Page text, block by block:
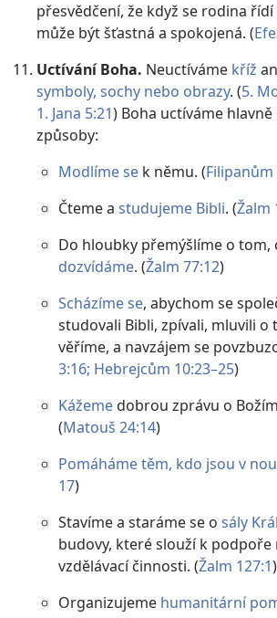
přesvědčení, že když se rodina řídí
může být šťastná a spokojená. (
Uctívání Boha. Neuctíváme kříž
symboly, sochy nebo obrazy. (5.
1. Jana 5:21) Boha uctíváme
způsoby:
Modlíme se k němu. (Filipanům
Čteme a studujeme Bibli. (Žalm
Do hloubky přemýšlíme o tom,
dozvídáme. (Žalm 77:12)
Scházíme se, abychom se
studovali Bibli, zpívali, mluvili o
věříme, a navzájem se
3:16; Hebrejcům 10:23–25)
Kážemedobrou zprávu o
(Matouš 24:14)
Pomáháme těm, kdo jsou v
17)
Stavíme a staráme se o sály
budovy, které slouží k podpoře
vzdělávací činnosti. (Žalm 127:1)
Organizujeme humanitární